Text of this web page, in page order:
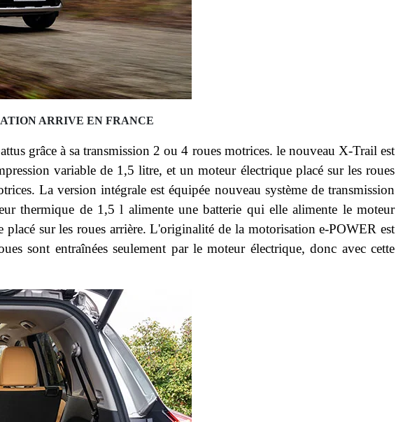
ARRIVE EN FRANCE
grâce à sa transmission 2 ou 4 roues motrices. le nouveau X-Trail est
variable de 1,5 litre, et un moteur électrique placé sur les roues
La version intégrale est équipée nouveau système de transmission
thermique de 1,5 l alimente une batterie qui elle alimente le moteur
sur les roues arrière. L'originalité de la motorisation e-POWER est
sont entraînées seulement par le moteur électrique, donc avec cette